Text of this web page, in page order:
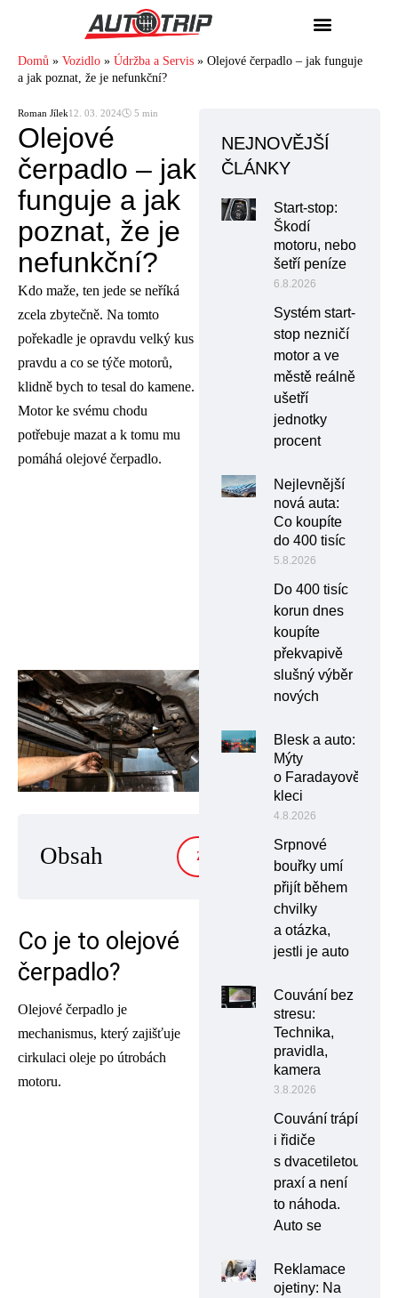
Domů » Vozidlo » Údržba a Servis » Olejové čerpadlo – jak funguje
a jak poznat, že je nefunkční?
Roman Jílek12. 03. 2024🕓 5 min
Olejové
čerpadlo – jak
funguje a jak
poznat, že je
nefunkční?
Kdo maže, ten jede se neříká
zcela zbytečně. Na tomto
pořekadle je opravdu velký kus
pravdu a co se týče motorů,
klidně bych to tesal do kamene.
Motor ke svému chodu
potřebuje mazat a k tomu mu
pomáhá olejové čerpadlo.
Obsah ZOBRAZIT
Co je to olejové
čerpadlo?
Olejové čerpadlo je
mechanismus, který zajišťuje
cirkulaci oleje po útrobách
motoru.
NEJNOVĚJŠÍ
ČLÁNKY
Start-stop:
Škodí
motoru, nebo
šetří peníze
6.8.2026
Systém start-
stop nezničí
motor a ve
městě reálně
ušetří
jednotky
procent
Nejlevnější
nová auta:
Co koupíte
do 400 tisíc
5.8.2026
Do 400 tisíc
korun dnes
koupíte
překvapivě
slušný výběr
nových
Blesk a auto:
Mýty
o Faradayově
kleci
4.8.2026
Srpnové
bouřky umí
přijít během
chvilky
a otázka,
jestli je auto
Couvání bez
stresu:
Technika,
pravidla,
kamera
3.8.2026
Couvání trápí
i řidiče
s dvacetiletou
praxí a není
to náhoda.
Auto se
Reklamace
ojetiny: Na